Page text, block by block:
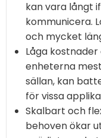
kan vara långt
kommunicera.
och mycket
Låga
enheterna
sällan, kan
för vissa
Skalbart och
behoven ökar